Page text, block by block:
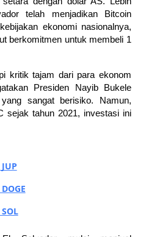
telah menjadikan Bitcoin
ekonomi nasionalnya,
berkomitmen untuk membeli 1
kritik tajam dari para ekonom
Presiden Nayib Bukele
sangat berisiko. Namun,
sejak tahun 2021, investasi ini